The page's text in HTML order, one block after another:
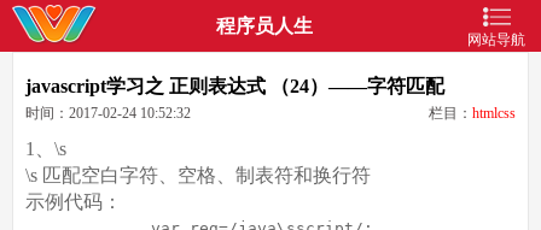
程序员人生
网站导航
javascript学习之 正则表达式 （24）——字符匹配
栏目： htmlcss
时间：2017-02-24 10:52:32
1、\s
\s 匹配空白字符、空格、制表符和换行符
示例代码：